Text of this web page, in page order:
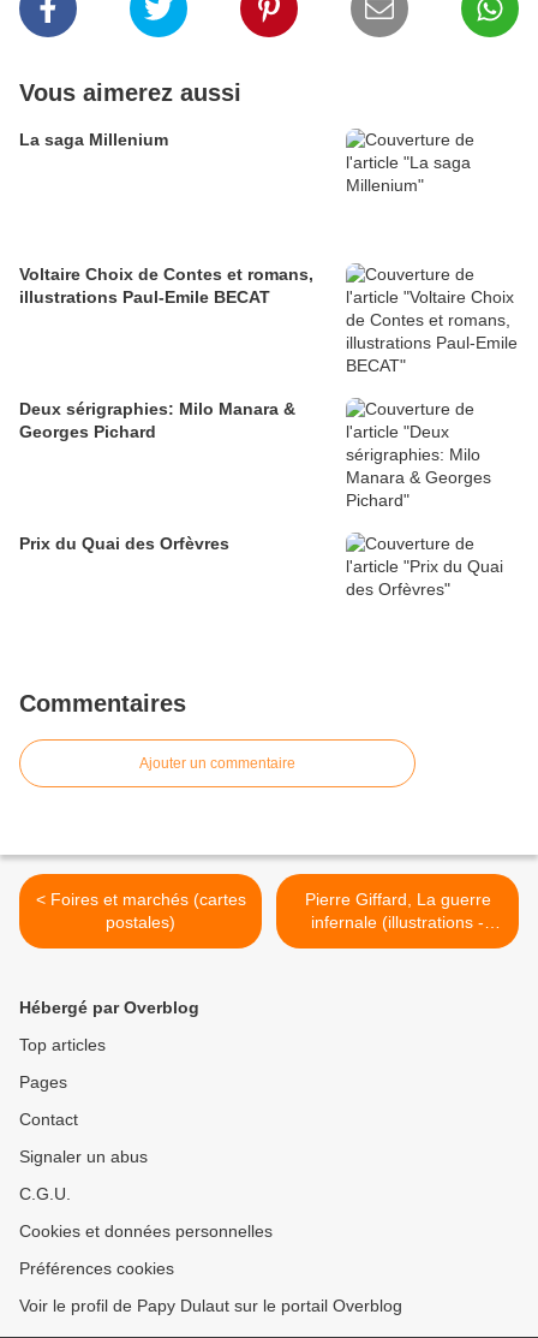
Vous aimerez aussi
La saga Millenium
Voltaire Choix de Contes et romans,
illustrations Paul-Emile BECAT
Deux sérigraphies: Milo Manara &
Georges Pichard
Prix du Quai des Orfèvres
Commentaires
Ajouter un commentaire
< Foires et marchés (cartes
postales)
Pierre Giffard, La guerre
infernale (illustrations -
Albert Robida) >
Hébergé par Overblog
Top articles
Pages
Contact
Signaler un abus
C.G.U.
Cookies et données personnelles
Préférences cookies
Voir le profil de Papy Dulaut sur le portail Overblog